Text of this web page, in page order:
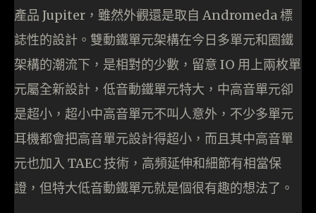
產品 Jupiter，雖然外觀還是取自 Andromeda 標
誌性的設計。雙動鐵單元架構在今日多單元和圈鐵
架構的潮流下，是相對的少數，留意 IO 用上兩枚單
元屬全新設計，低音動鐵單元特大，中高音單元卻
是超小，超小中高音單元不叫人意外，不少多單元
耳機都會把高音單元設計得超小，而且其中高音單
元也加入 TAEC 技術，高頻延伸和細節有相當保
證，但特大低音動鐵單元就是個很有趣的想法了。